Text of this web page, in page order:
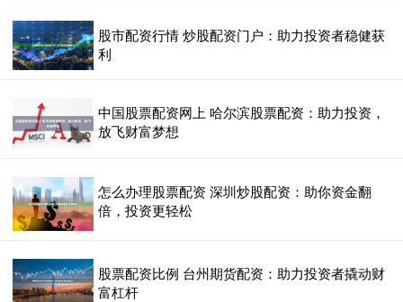
股市配资行情 炒股配资门户：助力投资者稳健获
利
中国股票配资网上 哈尔滨股票配资：助力投资，
放飞财富梦想
怎么办理股票配资 深圳炒股配资：助你资金翻
倍，投资更轻松
股票配资比例 台州期货配资：助力投资者撬动财
富杠杆